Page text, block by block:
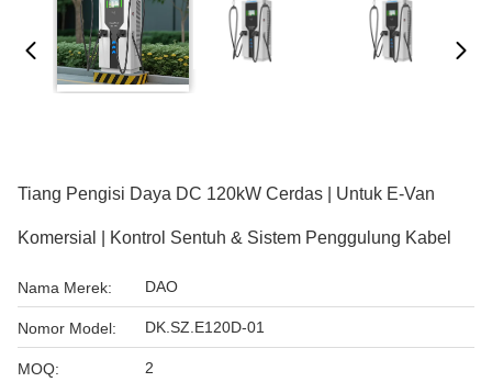
Tiang Pengisi Daya DC 120kW Cerdas | Untuk E-Van
Komersial | Kontrol Sentuh & Sistem Penggulung Kabel
Nama Merek: DAO
Nomor Model: DK.SZ.E120D-01
MOQ: 2